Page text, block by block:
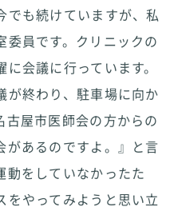
でも続けていますが、私
委員です。クリニックの
会議に行っています。
が終わり、駐車場に向か
古屋市医師会の方からの
があるのですよ。』と言
動をしていなかったた
をやってみようと思い立